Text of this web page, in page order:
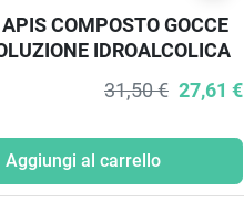
COMPOSTO GOCCE
IDROALCOLICA
31,50 € 27,61 €
Aggiungi al carrello